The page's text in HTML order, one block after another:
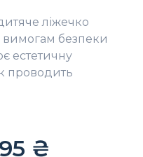
ліжечко
вимогам безпеки
естетичну
проводить
₴